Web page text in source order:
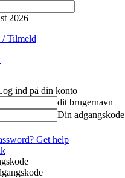
2026
Tilmeld
ind på din konto
dit brugernavn
Din adgangskode
Get help